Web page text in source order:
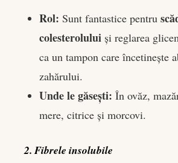
Rol: Sunt fantastice pentru
colesterolului și reglarea
ca un tampon care încetinește
zahărului.
Unde le găsești: În ovăz,
mere, citrice și morcovi.
2. Fibrele insolubile